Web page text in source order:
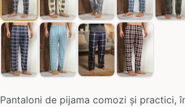
Pantaloni de pijama comozi și practici,